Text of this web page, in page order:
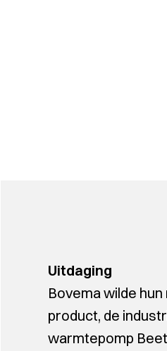
Uitdaging
Bovema wilde
product, de
warmtepomp